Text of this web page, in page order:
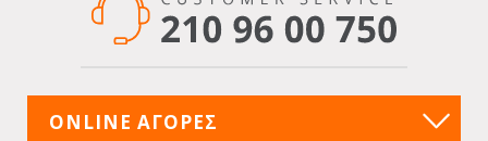
ONLINE ΑΓΟΡΕΣ